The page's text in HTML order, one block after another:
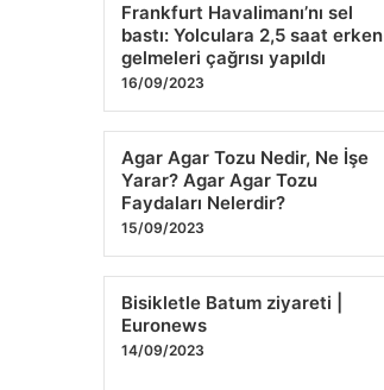
Frankfurt Havalimanı’nı sel
bastı: Yolculara 2,5 saat erken
gelmeleri çağrısı yapıldı
16/09/2023
Agar Agar Tozu Nedir, Ne İşe
Yarar? Agar Agar Tozu
Faydaları Nelerdir?
15/09/2023
Bisikletle Batum ziyareti |
Euronews
14/09/2023